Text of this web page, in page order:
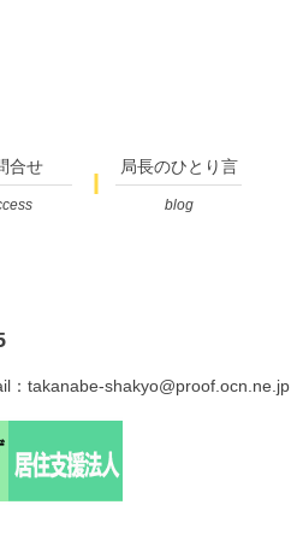
合せ 局長のひとり言
blog
：takanabe-shakyo@proof.ocn.ne.jp